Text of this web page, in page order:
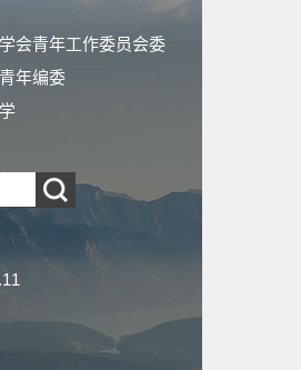
会青年工作委员会委
年编委
.11